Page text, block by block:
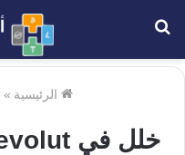
الرئيسية »